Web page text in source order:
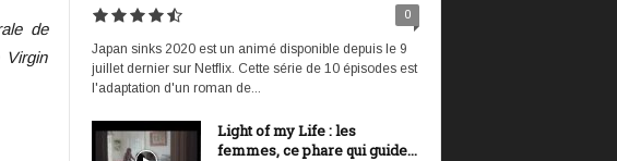
de
Virgin
0
Japan sinks 2020 est un animé disponible depuis le 9
juillet dernier sur Netflix. Cette série de 10 épisodes est
l'adaptation d'un roman de...
Light of my Life : les
femmes, ce phare qui guide...